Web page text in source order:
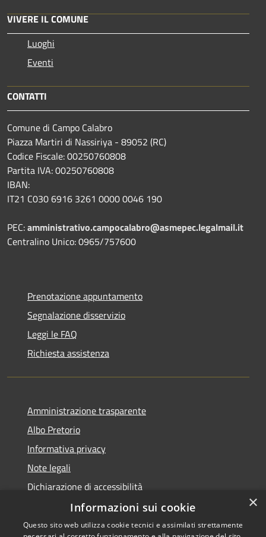
VIVERE IL COMUNE
Luoghi
Eventi
CONTATTI
Comune di Campo Calabro
Piazza Martiri di Nassiriya - 89052 (RC)
Codice Fiscale: 00250760808
Partita IVA: 00250760808
IBAN:
IT21 C030 6916 3261 0000 0046 190
PEC:amministrativo.campocalabro@asmepec.legalmail.it
Centralino Unico: 0965/757600
Prenotazione appuntamento
Segnalazione disservizio
Leggi le FAQ
Richiesta assistenza
Amministrazione trasparente
Albo Pretorio
Informativa privacy
Note legali
Dichiarazione di accessibilità
×
Informazioni sui cookie
Questo sito web utilizza cookie tecnici e assimilati strettamente